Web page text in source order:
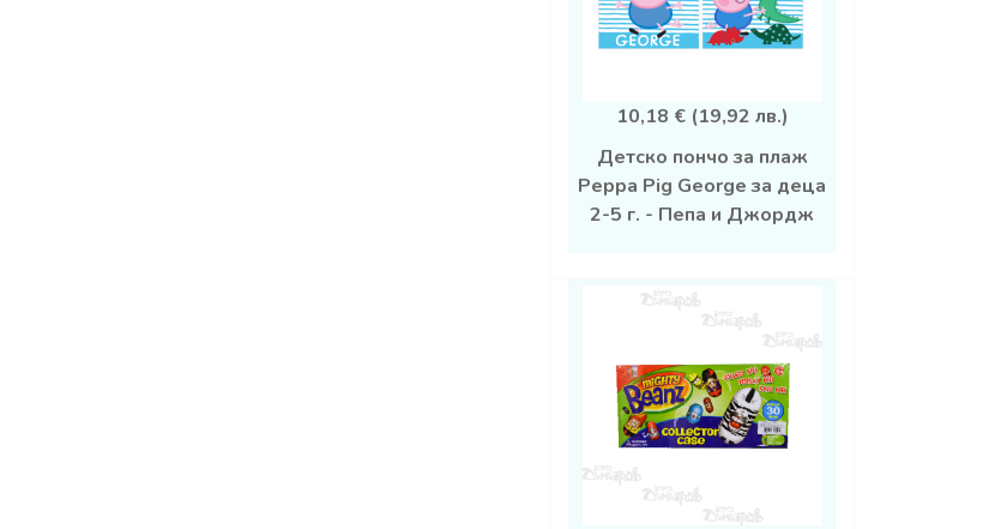
10,18 € (19,92 лв.)
Детско пончо за плаж
Peppa Pig George за деца
2-5 г. - Пепа и Джордж